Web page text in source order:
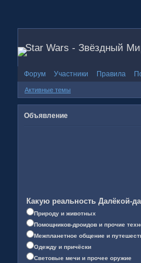
Star Wars - Звёздный
Форум Участники Правила
Активные темы
Объявление
Какую реальность Далёкой-
Природу и животных
Помощников-дроидов и прочие
Межпланетное общение и
Одежду и причёски
Световые мечи и прочее оружие